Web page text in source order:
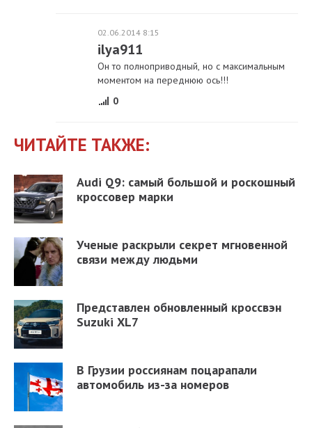
02.06.2014 8:15
ilya911
Он то полноприводный, но с максимальным
моментом на переднюю ось!!!
0
ЧИТАЙТЕ ТАКЖЕ:
Audi Q9: самый большой и роскошный
кроссовер марки
Ученые раскрыли секрет мгновенной
связи между людьми
Представлен обновленный кроссвэн
Suzuki XL7
В Грузии россиянам поцарапали
автомобиль из-за номеров